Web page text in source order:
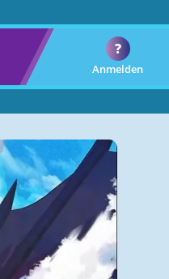
Anmelden
?